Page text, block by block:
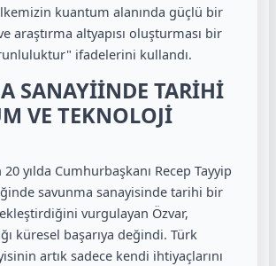
kuantum alanında güçlü bir
araştırma altyapısı oluşturması bir
ifadelerini kullandı.
SANAYİİNDE TARİHİ
VE TEKNOLOJİ
yılda Cumhurbaşkanı Recep Tayyip
savunma sanayisinde tarihi bir
vurgulayan Özvar,
küresel başarıya değindi. Türk
artık sadece kendi ihtiyaçlarını